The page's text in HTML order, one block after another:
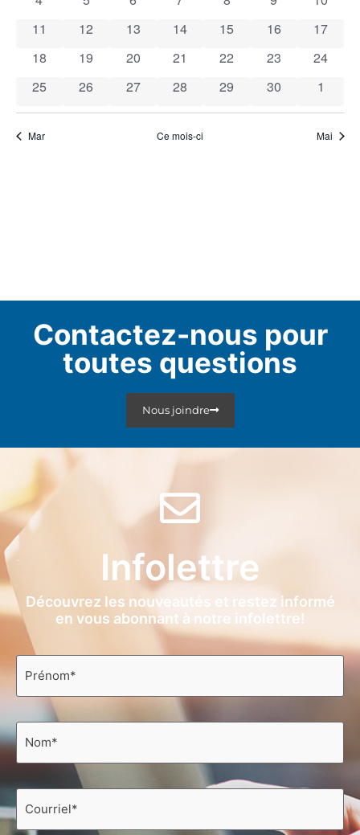
Évènements
0 évènements
11 0 évènements
12 0 évènements
13 0 évènements
14 0 évènements
15 0 évènements
16 0
17
0 évènements
18 0 évènements
19 0 évènements
20 0 évènements
21 0 évènements
22 0 évènements
23 0
24
0 évènements
25 0 évènements
26 0 évènements
27 0 évènements
28 0 évènements
29 0 évènements
30 0
1
Mar Ce mois-ci Mai
Contactez-nous pour
toutes questions
Nous joindre
Infolettre
Découvrez les nouveautés et restez informé
en vous abonnant à notre infolettre!
Prénom
Nom
Courriel